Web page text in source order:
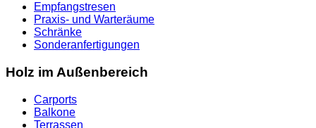
Empfangstresen
Praxis- und Warteräume
Schränke
Sonderanfertigungen
Holz im Außenbereich
Carports
Balkone
Terrassen